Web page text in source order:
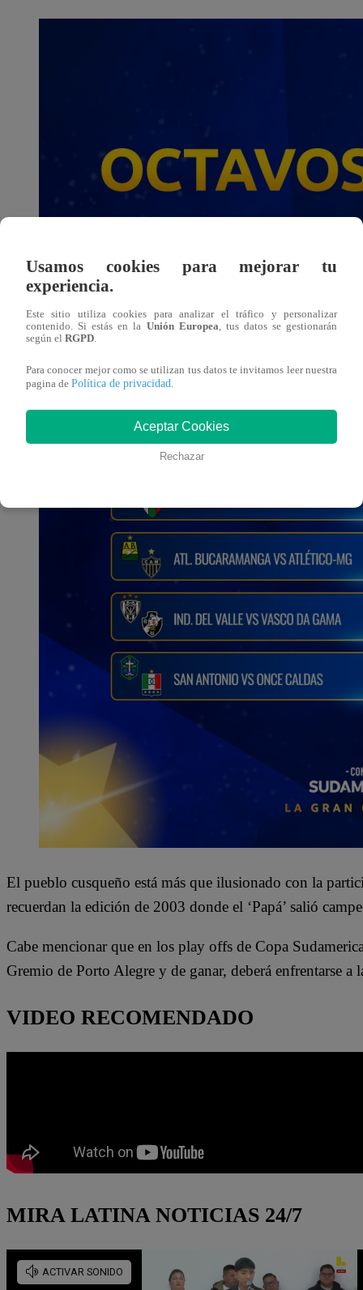
El pueblo cusqueño está más que ilusionado con la
recuerdan la edición de 2003 donde el ‘Papá’ salió
Cabe mencionar que en los play offs de Copa
Gremio de Porto Alegre y de ganar, deberá enfrentarse
VIDEO RECOMENDADO
MIRA LATINA NOTICIAS 24/7
Usamos cookies para mejorar tu
experiencia.
Este sitio utiliza cookies para analizar el tráfico y personalizar
contenido. Si estás en la Unión Europea, tus datos se gestionarán
según el RGPD.
Para conocer mejor como se utilizan tus datos te invitamos leer nuestra
pagina de Política de privacidad.
Aceptar Cookies
Rechazar